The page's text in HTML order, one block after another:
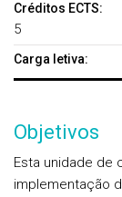
Créditos ECTS:
5
Carga letiva:
Objetivos
Esta unidade de
implementação